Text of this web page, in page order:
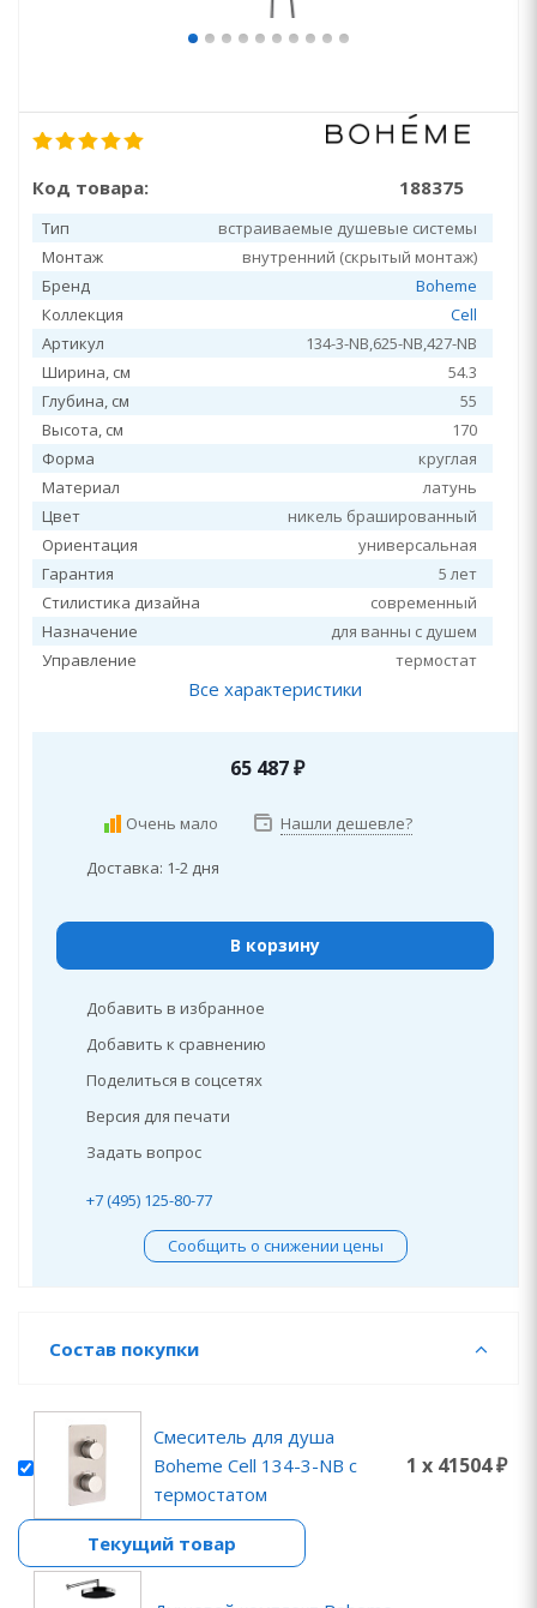
Код товара: 188375
Тип
встраиваемые душевые системы
Монтаж
внутренний (скрытый монтаж)
Бренд
Boheme
Коллекция
Cell
Артикул
134-3-NB,625-NB,427-NB
Ширина, см
54.3
Глубина, см
55
Высота, см
170
Форма
круглая
Материал
латунь
Цвет
никель брашированный
Ориентация
универсальная
Гарантия
5 лет
Стилистика дизайна
современный
Назначение
для ванны с душем
Управление
термостат
Все характеристики
65 487₽
Очень мало Нашли дешевле?
Доставка: 1-2 дня
В корзину
Добавить в избранное
Добавить к сравнению
Поделиться в соцсетях
Версия для печати
Задать вопрос
+7 (495) 125-80-77
Сообщить о снижении цены
Состав покупки
Смеситель для душа
Boheme Cell 134-3-NB с
термостатом
1 x 41504 ₽
Текущий товар